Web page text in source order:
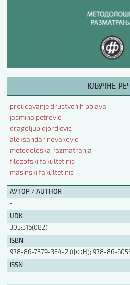
Тип издања
АУТОР / AUTHOR
UDK
ISSN
COBISS.SR-ID
DOI
КЉУЧНЕ
proucavanje drustvenih pojava
jasmina petrovic
dragoljub djordjevic
aleksandar novakovic
metodoloska razmatranja
filozofski fakultet nis
masinski fakultet nis
АУТОР / AUTHOR
-
UDK
303:316(082)
ISBN
978-86-7379-354-2 (ФФН); 978-86-
ISSN
-